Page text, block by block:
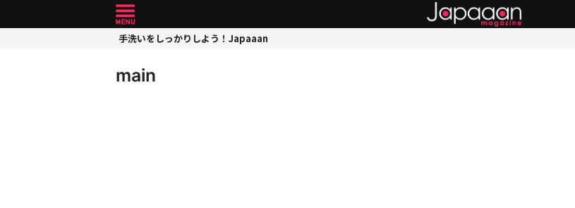
手洗いをしっかりしよう！Japaaan
main